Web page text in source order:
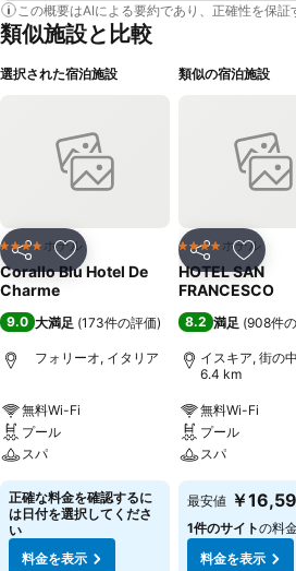
この概要はAIによる要約であり、正確性を保証
類似施設と比較
選択された宿泊施設
シェア お気に入りに追加
4 ホテルのランク
ホテル
Corallo Blu Hotel De
Charme
9.0 大満足 (173件の評価)
フォリーオ, イタリア
無料Wi-Fi
プール
スパ
正確な料金を確認するに
は日付を選択してくださ
い
料金を表示
類似の宿泊施設
シェア お気
4 ホテルのランク
ホテル
HOTEL SAN
FRANCESCO
8.2 満足 (908件
イスキア, 街の
6.4 km
無料Wi-Fi
プール
スパ
最安値 ￥
1件のサイトの料
料金を表示